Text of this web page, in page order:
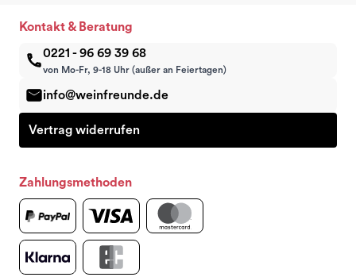
Kontakt & Beratung
0221 - 96 69 39 68
von Mo-Fr, 9-18 Uhr (außer an Feiertagen)
info@weinfreunde.de
Vertrag widerrufen
Zahlungsmethoden